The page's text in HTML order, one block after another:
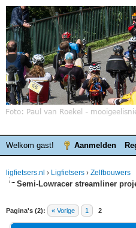
Welkom gast! Aanmelden
ligfietsers.nl › Ligfietsers › Zelfbouwers
Semi-Lowracer streamliner
Pagina's (2): « Vorige 1 2
waardering is 0